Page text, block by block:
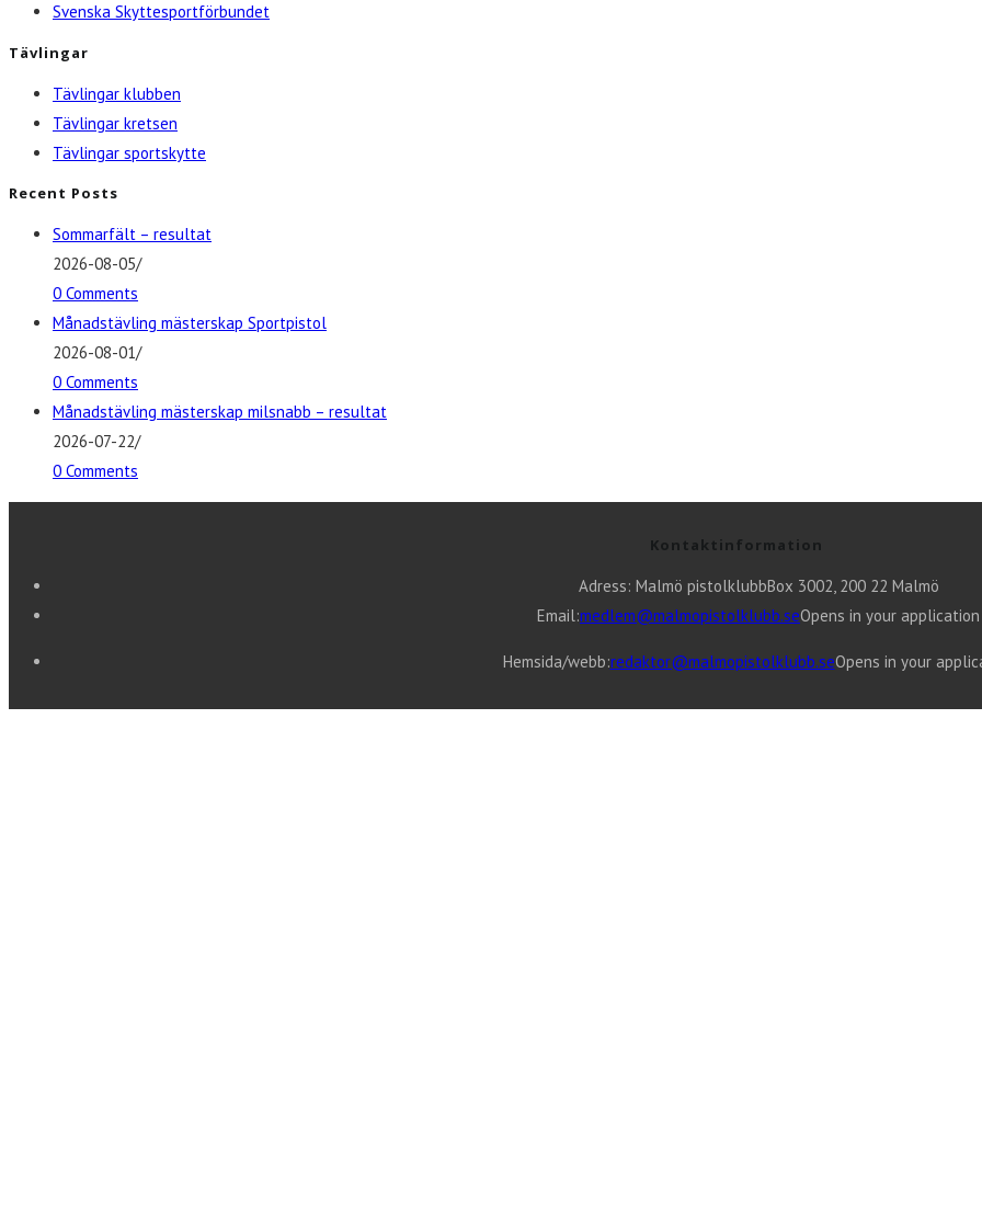
Svenska Skyttesportförbundet
Tävlingar
Tävlingar klubben
Tävlingar kretsen
Tävlingar sportskytte
Recent Posts
Sommarfält – resultat
2026-08-05/
0 Comments
Månadstävling mästerskap Sportpistol
2026-08-01/
0 Comments
Månadstävling mästerskap milsnabb – resultat
2026-07-22/
0 Comments
Kontaktinformation
Adress: Malmö pistolklubbBox 3002, 200 22 Malmö
Email:medlem@malmopistolklubb.seOpens in your application
Hemsida/webb:redaktor@malmopistolklubb.seOpens in your